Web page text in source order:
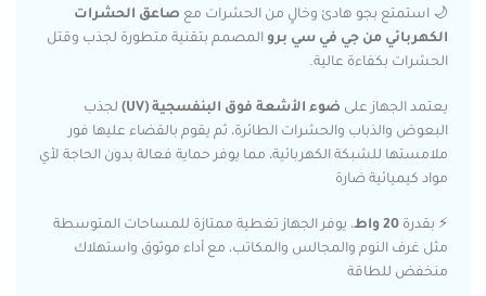
🌙 استمتع بجو هادئ وخالٍ من الحشرات مع صاعق الحشرات
الكهربائي من جي في سي برو المصمم بتقنية متطورة لجذب وقتل
الحشرات بكفاءة عالية.
يعتمد الجهاز على ضوء الأشعة فوق البنفسجية (UV)
لجذب
البعوض والذباب والحشرات الطائرة، ثم يقوم بالقضاء عليها فور
ملامستها للشبكة الكهربائية، مما يوفر حماية فعالة بدون الحاجة لأي
مواد كيميائية ضارة
⚡ بقدرة 20 واط
، يوفر الجهاز تغطية ممتازة للمساحات المتوسطة
مثل غرف النوم والمجالس والمكاتب، مع أداء موثوق واستهلاك
منخفض للطاقة